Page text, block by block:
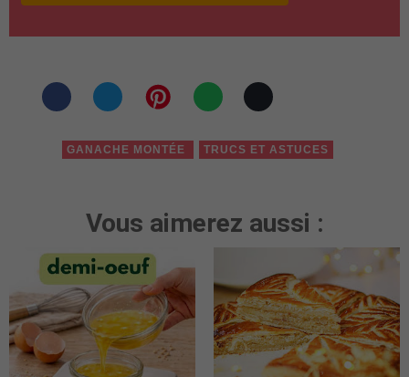
GANACHE MONTÉE TRUCS ET ASTUCES
Vous aimerez aussi :